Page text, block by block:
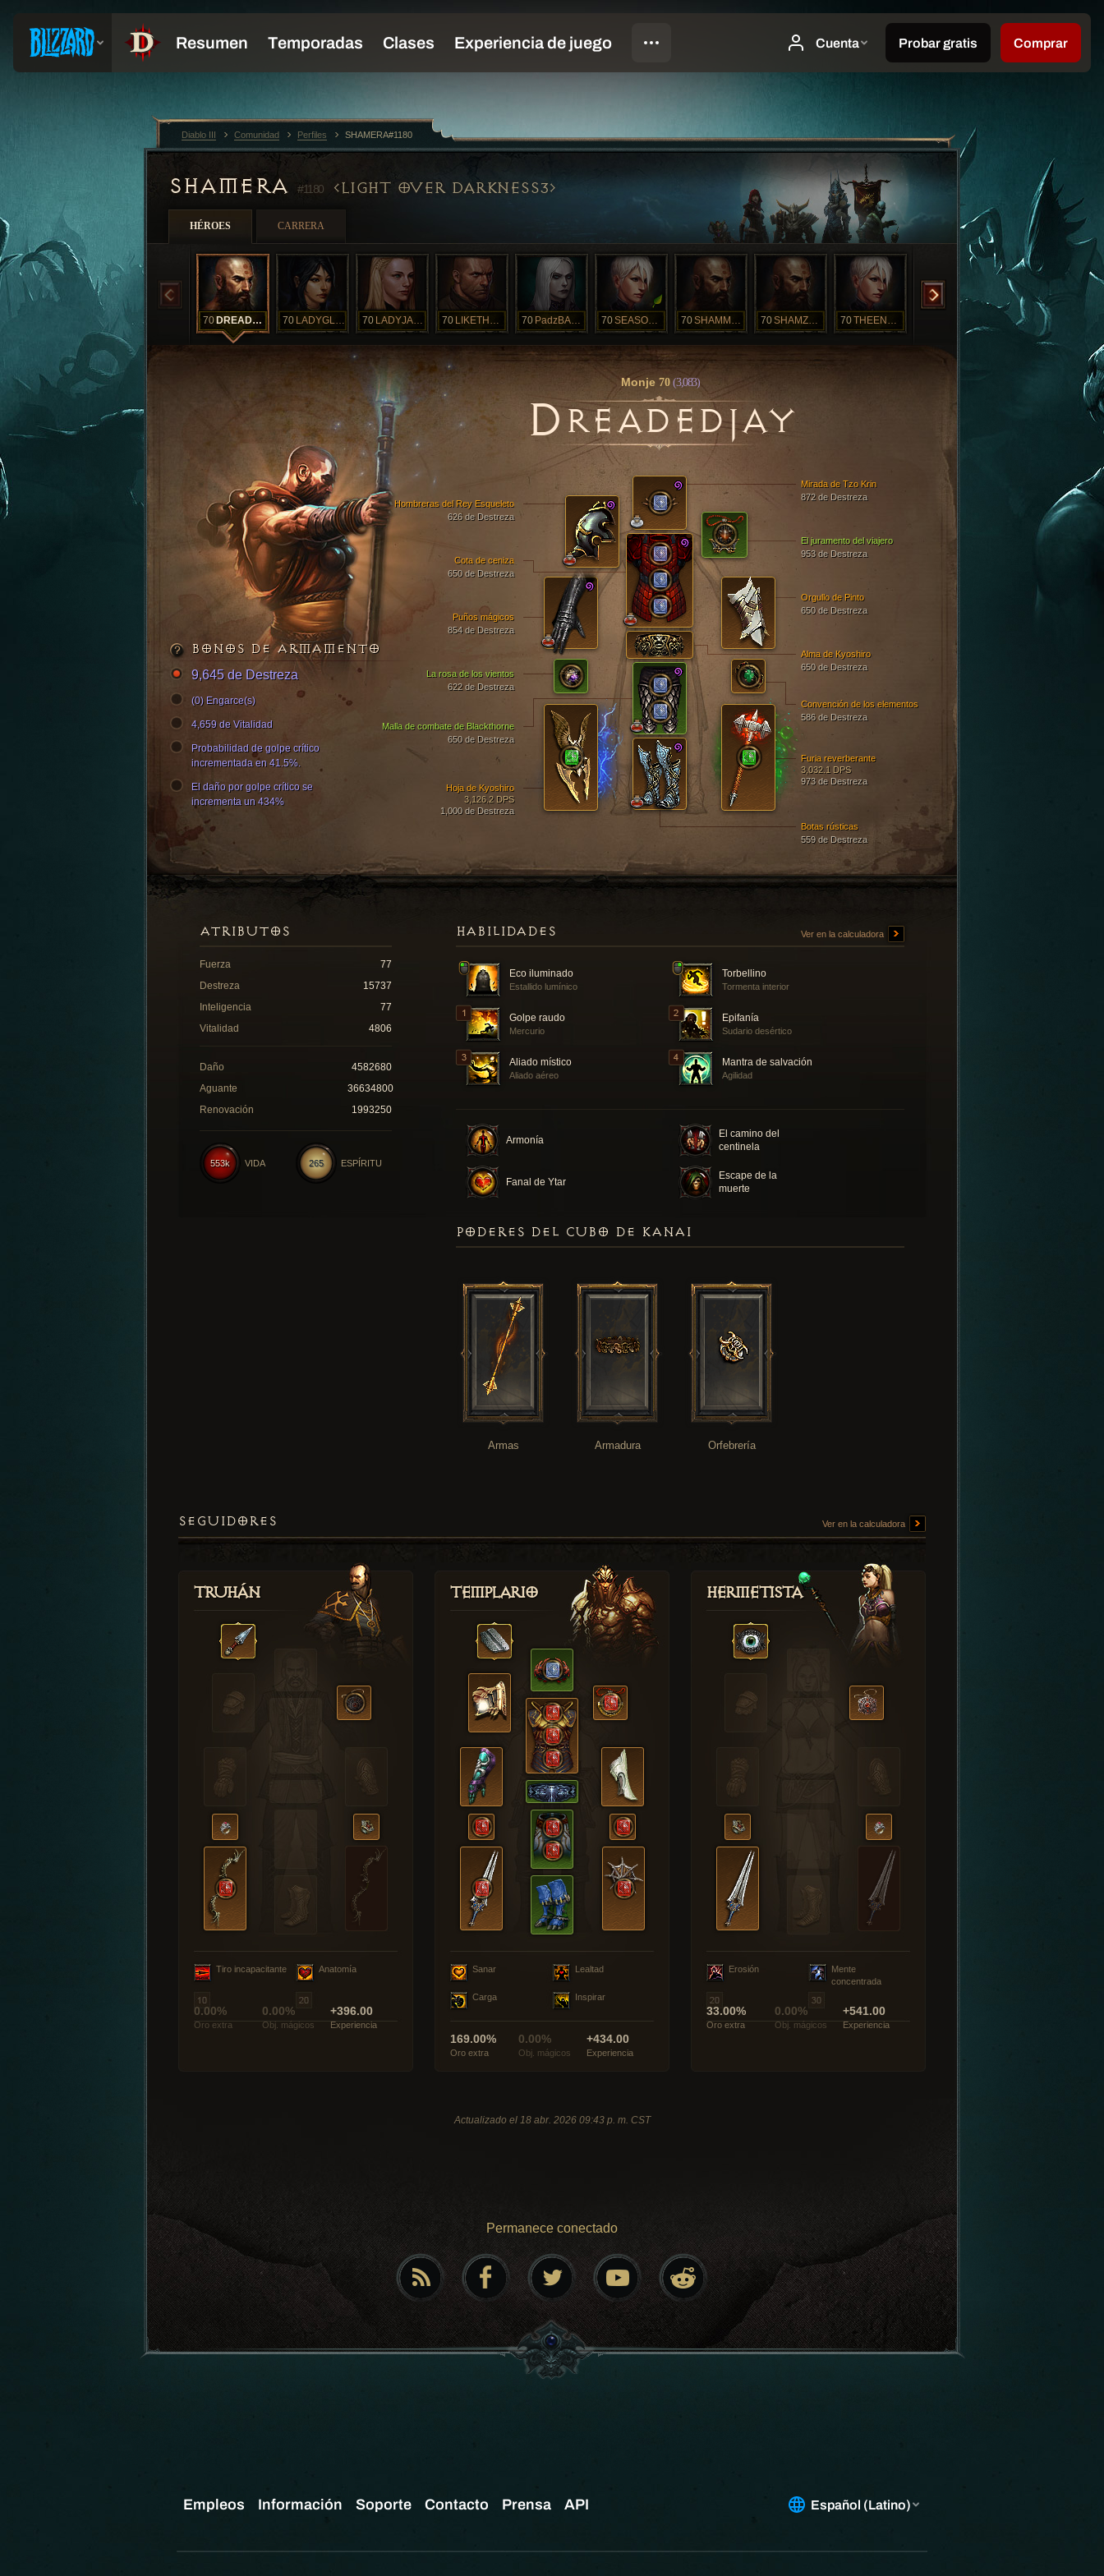
SHAMERA #1180 LIGHT OVER DARKNESS3
HÉROES CARRERA
70 DREADEDJAY 70 LADYGLORIUS 70 LADYJAETRESS 70 LIKETHEWIND 70 PadzBACK 70 SEASONALLADY 70 SHAMMYWOWZER 70 SHAMZAMSTER 70 THEENDISNEAR HAMMERTIME
Monje 70 (3,083)
DREADEDJAY
Mirada de Tzo Krin
872 de Destreza
Cota de ceniza
650 de Destreza
Botas rústicas
559 de Destreza
Puños mágicos
854 de Destreza
Hombreras del Rey Esqueleto
626 de Destreza
Malla de combate de Blackthorne
650 de Destreza
Orgullo de Pinto
650 de Destreza
Hoja de Kyoshiro
3,126.2 DPS
1,000 de Destreza
Furia reverberante
3,032.1 DPS
973 de Destreza
Alma de Kyoshiro
650 de Destreza
Convención de los elementos
586 de Destreza
La rosa de los vientos
622 de Destreza
El juramento del viajero
953 de Destreza
BONOS DE ARMAMENTO
9,645 de Destreza
(0) Engarce(s)
4,659 de Vitalidad
Probabilidad de golpe crítico
incrementada en 41.5%.
El daño por golpe crítico se
incrementa un 434%
HABILIDADES Ver en la calculadora
Eco iluminado
Estallido lumínico
Torbellino
Tormenta interior
Golpe raudo
Mercurio
Epifanía
Sudario desértico
Aliado místico
Aliado aéreo
Mantra de salvación
Agilidad
Armonía
El camino del
centinela
Fanal de Ytar
Escape de la
muerte
ATRIBUTOS
Fuerza
77
Destreza
15737
Inteligencia
77
Vitalidad
4806
Daño
4582680
Aguante
36634800
Renovación
1993250
265 ESPÍRITU
553k VIDA
PODERES DEL CUBO DE KANAI
Armas Armadura Orfebrería
SEGUIDORES Ver en la calculadora
Truhán
Tiro incapacitante Anatomía
0.00%
Oro extra
0.00%
Obj. mágicos
+396.00
Experiencia
Templario
Sanar Lealtad
Carga Inspirar
169.00%
Oro extra
0.00%
Obj. mágicos
+434.00
Experiencia
Hermetista
Erosión
Mente
concentrada
33.00%
Oro extra
0.00%
Obj. mágicos
+541.00
Experiencia
Actualizado el 18 abr. 2026 09:43 p. m. CST
Permanece conectado
Diablo III Comunidad Perfiles SHAMERA#1180